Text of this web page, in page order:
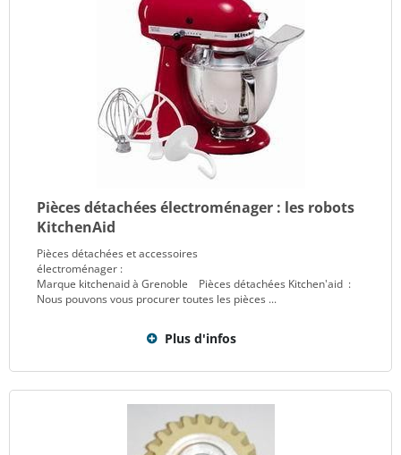
Pièces détachées électroménager : les robots
KitchenAid
Pièces détachées et accessoires
électroménager :
Marque kitchenaid à Grenoble Pièces détachées Kitchen'aid :
Nous pouvons vous procurer toutes les pièces ...
Plus d'infos